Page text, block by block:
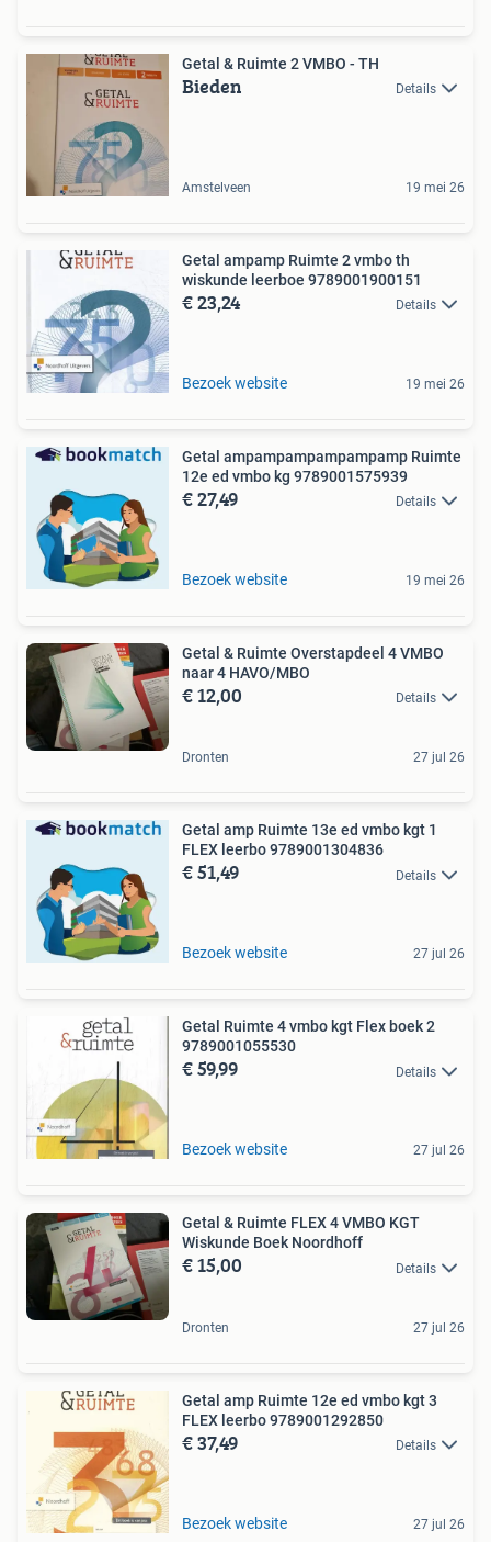
Getal & Ruimte 2 VMBO - TH
Bieden Details
Amstelveen 19 mei 26
Getal ampamp Ruimte 2 vmbo th
wiskunde leerboe 9789001900151
€ 23,24 Details
Bezoek website 19 mei 26
Getal ampampampampampamp Ruimte
12e ed vmbo kg 9789001575939
€ 27,49 Details
Bezoek website 19 mei 26
Getal & Ruimte Overstapdeel 4 VMBO
naar 4 HAVO/MBO
€ 12,00 Details
Dronten 27 jul 26
Getal amp Ruimte 13e ed vmbo kgt 1
FLEX leerbo 9789001304836
€ 51,49 Details
Bezoek website 27 jul 26
Getal Ruimte 4 vmbo kgt Flex boek 2
9789001055530
€ 59,99 Details
Bezoek website 27 jul 26
Getal & Ruimte FLEX 4 VMBO KGT
Wiskunde Boek Noordhoff
€ 15,00 Details
Dronten 27 jul 26
Getal amp Ruimte 12e ed vmbo kgt 3
FLEX leerbo 9789001292850
€ 37,49 Details
Bezoek website 27 jul 26